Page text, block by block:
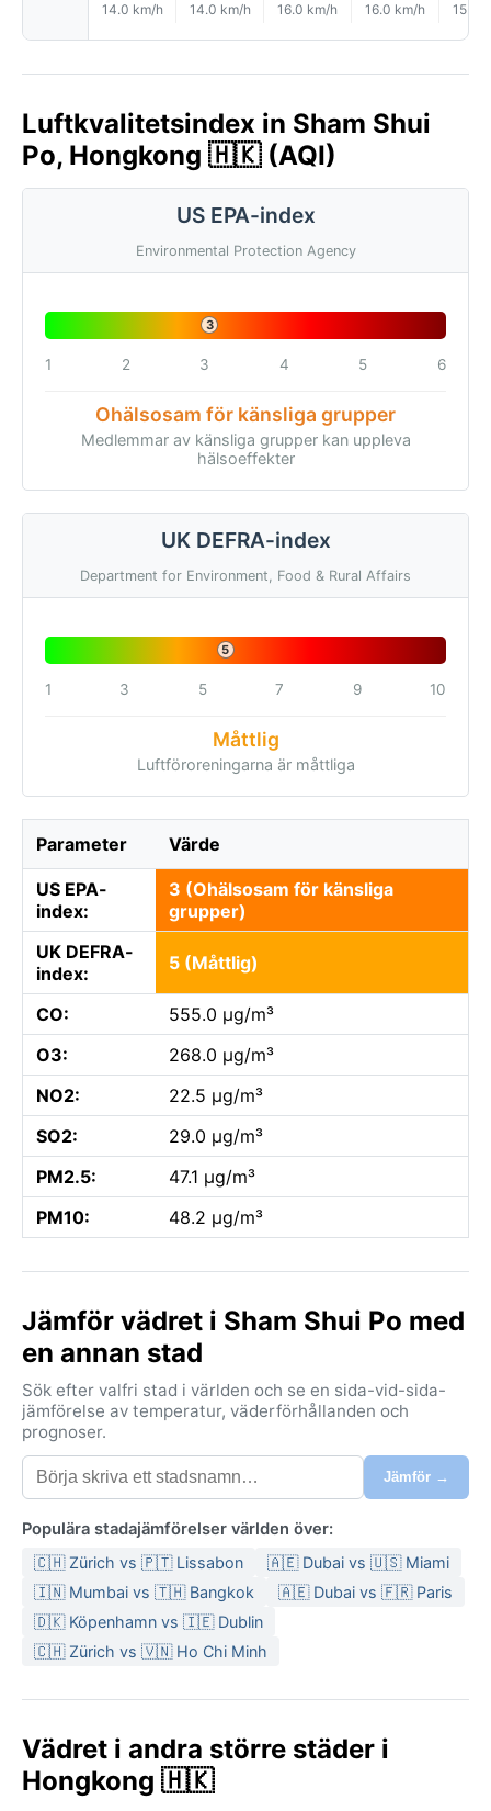
14.0 km/h 14.0 km/h 16.0 km/h 16.0 km/h 15.0
Luftkvalitetsindex in Sham Shui
Po, Hongkong 🇭🇰 (AQI)
US EPA-index
Environmental Protection Agency
3
1 2 3 4 5 6
Ohälsosam för känsliga grupper
Medlemmar av känsliga grupper kan uppleva
hälsoeffekter
UK DEFRA-index
Department for Environment, Food & Rural Affairs
5
1 3 5 7 9 10
Måttlig
Luftföroreningarna är måttliga
Parameter Värde
US EPA-
index:
3 (Ohälsosam för känsliga
grupper)
UK DEFRA-
index:
5 (Måttlig)
CO:
555.0 µg/m³
O3:
268.0 µg/m³
NO2:
22.5 µg/m³
SO2:
29.0 µg/m³
PM2.5:
47.1 µg/m³
PM10:
48.2 µg/m³
Jämför vädret i Sham Shui Po med
en annan stad
Sök efter valfri stad i världen och se en sida-vid-sida-
jämförelse av temperatur, väderförhållanden och
prognoser.
Jämför →
Populära stadajämförelser världen över:
🇨🇭 Zürich vs 🇵🇹 Lissabon
🇦🇪 Dubai vs 🇺🇸 Miami
🇮🇳 Mumbai vs 🇹🇭 Bangkok
🇦🇪 Dubai vs 🇫🇷 Paris
🇩🇰 Köpenhamn vs 🇮🇪 Dublin
🇨🇭 Zürich vs 🇻🇳 Ho Chi Minh
Vädret i andra större städer i
Hongkong 🇭🇰